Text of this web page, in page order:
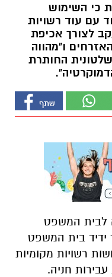
כי השימוש
עם עוד רשויות
לצורך אכיפת
ו"מהווה
החותרת
לבית המשפט
בית המשפט
רשויות מקומיות
חניה.